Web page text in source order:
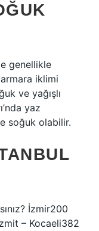
genellikle
iklimi
ve yağışlı
yaz
soğuk olabilir.
İzmir200
– Kocaeli382